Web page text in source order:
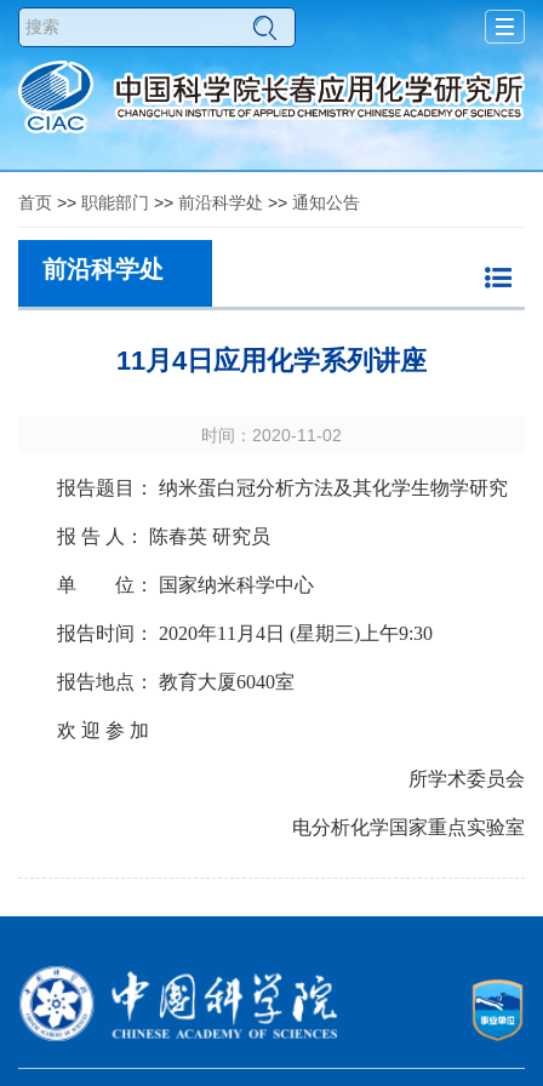
首页 >> 职能部门 >> 前沿科学处 >> 通知公告
前沿科学处
11月4日应用化学系列讲座
时间：2020-11-02
报告题目： 纳米蛋白冠分析方法及其化学生物学研究
报 告 人： 陈春英 研究员
单 位： 国家纳米科学中心
报告时间： 2020年11月4日 (星期三)上午9:30
报告地点： 教育大厦6040室
欢 迎 参 加
所学术委员会
电分析化学国家重点实验室